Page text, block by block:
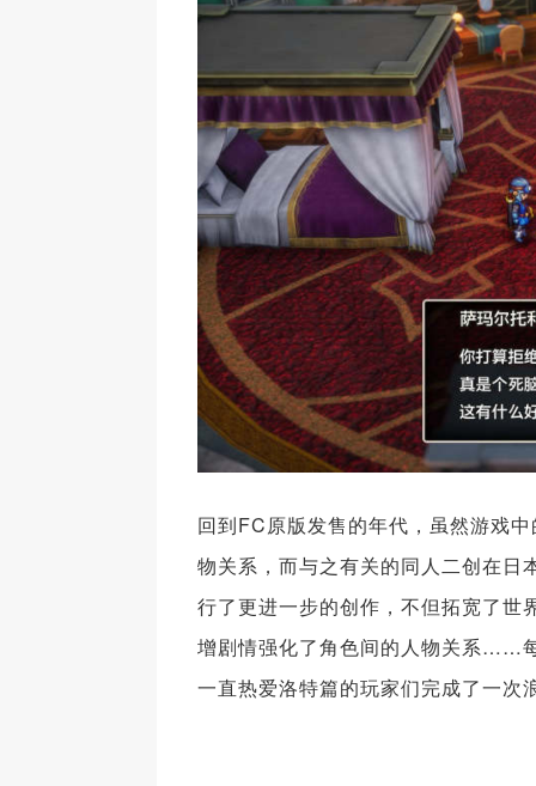
回到FC原版发售的年代，虽然游戏
物关系，而与之有关的同人二创在日
行了更进一步的创作，不但拓宽了世
增剧情强化了角色间的人物关系……
一直热爱洛特篇的玩家们完成了一次